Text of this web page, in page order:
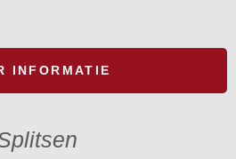
INFORMATIE